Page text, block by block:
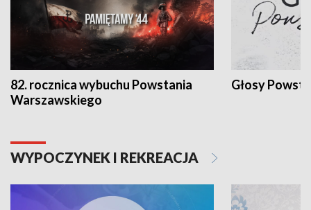
82. rocznica wybuchu Powstania
Warszawskiego
Głosy
WYPOCZYNEK I REKREACJA